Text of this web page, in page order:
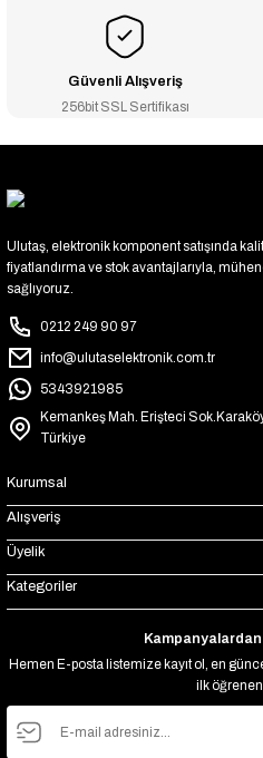
Güvenli Alışveriş
256bit SSL Sertifikası
Ulutaş, elektronik komponent satışında
fiyatlandırma ve stok avantajlarıyla,
sağlıyoruz.
0212 249 90 97
info@ulutaselektronik.com.tr
5343921985
Kemankeş Mah. Erişteci
Türkiye
Kurumsal
Alışveriş
Üyelik
Kategoriler
Hemen E-posta listemize kayıt ol, en
ilk öğrenen